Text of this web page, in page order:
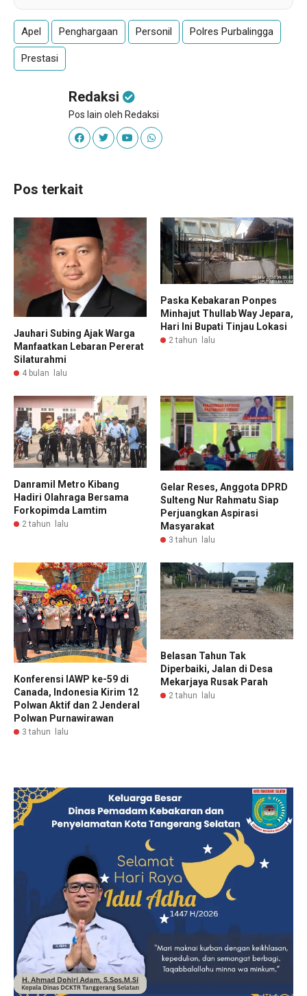
Apel Penghargaan Personil Polres Purbalingga
Prestasi
Redaksi
Pos lain oleh Redaksi
Pos terkait
Jauhari Subing Ajak Warga
Manfaatkan Lebaran Pererat
Silaturahmi
4 bulan lalu
Paska Kebakaran Ponpes
Minhajut Thullab Way Jepara,
Hari Ini Bupati Tinjau Lokasi
2 tahun lalu
Danramil Metro Kibang
Hadiri Olahraga Bersama
Forkopimda Lamtim
2 tahun lalu
Gelar Reses, Anggota DPRD
Sulteng Nur Rahmatu Siap
Perjuangkan Aspirasi
Masyarakat
3 tahun lalu
Konferensi IAWP ke-59 di
Canada, Indonesia Kirim 12
Polwan Aktif dan 2 Jenderal
Polwan Purnawirawan
3 tahun lalu
Belasan Tahun Tak
Diperbaiki, Jalan di Desa
Mekarjaya Rusak Parah
2 tahun lalu